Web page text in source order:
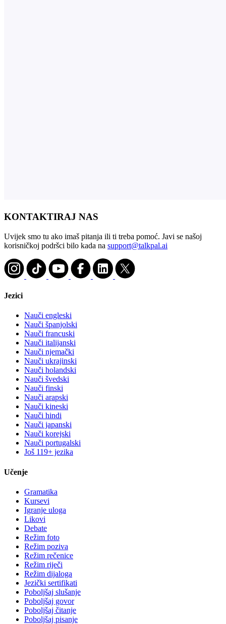
KONTAKTIRAJ NAS
Uvijek smo tu ako imaš pitanja ili ti treba pomoć. Javi se našoj
korisničkoj podršci bilo kada na support@talkpal.ai
Jezici
Nauči engleski
Nauči španjolski
Nauči francuski
Nauči italijanski
Nauči njemački
Nauči ukrajinski
Nauči holandski
Nauči švedski
Nauči finski
Nauči arapski
Nauči kineski
Nauči hindi
Nauči japanski
Nauči korejski
Nauči portugalski
Još 119+ jezika
Učenje
Gramatika
Kursevi
Igranje uloga
Likovi
Debate
Režim foto
Režim poziva
Režim rečenice
Režim riječi
Režim dijaloga
Jezički sertifikati
Poboljšaj slušanje
Poboljšaj govor
Poboljšaj čitanje
Poboljšaj pisanje